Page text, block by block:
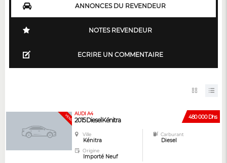
ANNONCES DU REVENDEUR
NOTES REVENDEUR
ECRIRE UN COMMENTAIRE
GARANTIE
VENDUE 480 000 Dhs
AUDI A4
2015 Diesel Kénitra
Ville
Kénitra
Carburant
Diesel
Origine
Importé Neuf